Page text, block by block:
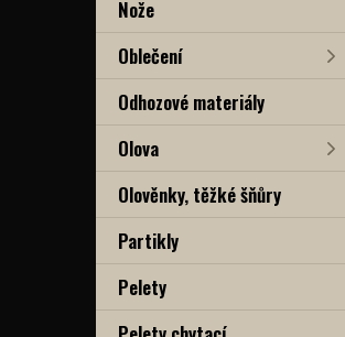
Nože
Oblečení
Odhozové materiály
Olova
Olověnky, těžké šňůry
Partikly
Pelety